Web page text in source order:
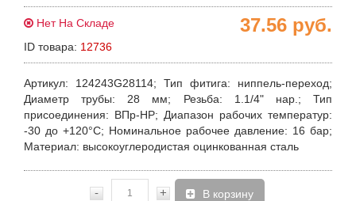
Нет На Складе
ID товара: 12736
37.56 руб.
Артикул: 124243G28114; Тип фитига: ниппель-переход;
Диаметр трубы: 28 мм; Резьба: 1.1/4" нар.;Тип
присоединения: ВПр-НР; Диапазон рабочих температур:
-30 до +120°С; Номинальное рабочее давление: 16 бар;
Материал: высокоуглеродистая оцинкованная сталь
- + В корзину